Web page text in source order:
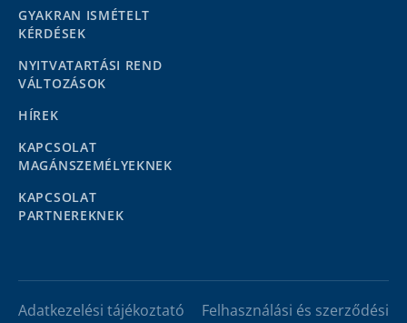
GYAKRAN ISMÉTELT
KÉRDÉSEK
NYITVATARTÁSI REND
VÁLTOZÁSOK
HÍREK
KAPCSOLAT
MAGÁNSZEMÉLYEKNEK
KAPCSOLAT
PARTNEREKNEK
Adatkezelési tájékoztató
Felhasználási és szerződési